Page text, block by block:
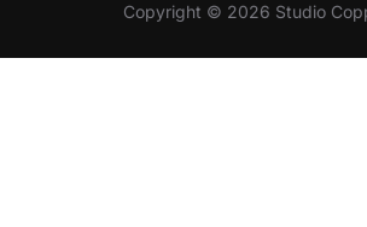
Copyright © 2026 Studio